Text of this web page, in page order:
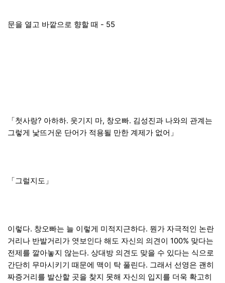
문을 열고 바깥으로 향할 때 - 55
「첫사랑? 아하하. 웃기지 마, 창오빠. 김성진과 나와의 관계는
그렇게 낯뜨거운 단어가 적용될 만한 계제가 없어」
「그럴지도」
이렇다. 창오빠는 늘 이렇게 미적지근하다. 뭔가 자극적인 논란
거리나 반발거리가 엿보인다 해도 자신의 의견이 100% 맞다는
전제를 깔아놓지 않는다. 상대방 의견도 맞을 수 있다는 식으로
간단히 무마시키기 때문에 맥이 탁 풀린다. 그래서 선영은 괜히
짜증거리를 발산할 곳을 찾지 못해 자신의 입지를 더욱 확고히